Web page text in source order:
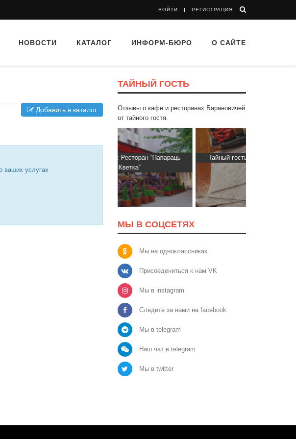
ВОЙТИ РЕГИСТРАЦИЯ
НОВОСТИ КАТАЛОГ ИНФОРМ-БЮРО О САЙТЕ
Добавить в каталог
ваших услугах
ТАЙНЫЙ ГОСТЬ
Отзывы о кафе и ресторанах Барановичей
от тайного гостя.
Кветка”
Тайный гость: доставка Капибара
МЫ В СОЦСЕТЯХ
Мы на одноклассниках
Присоедениться к нам VK
Мы в instagram
Следите за нами на facebook
Мы в telegram
Наш чат в telegram
Мы в twitter